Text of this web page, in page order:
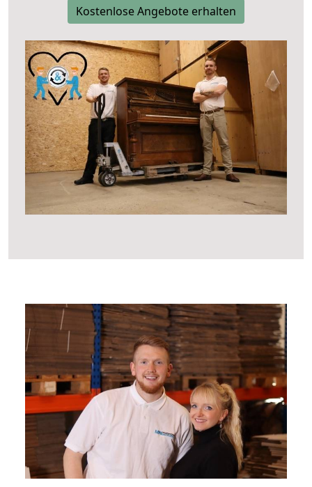
Kostenlose Angebote erhalten